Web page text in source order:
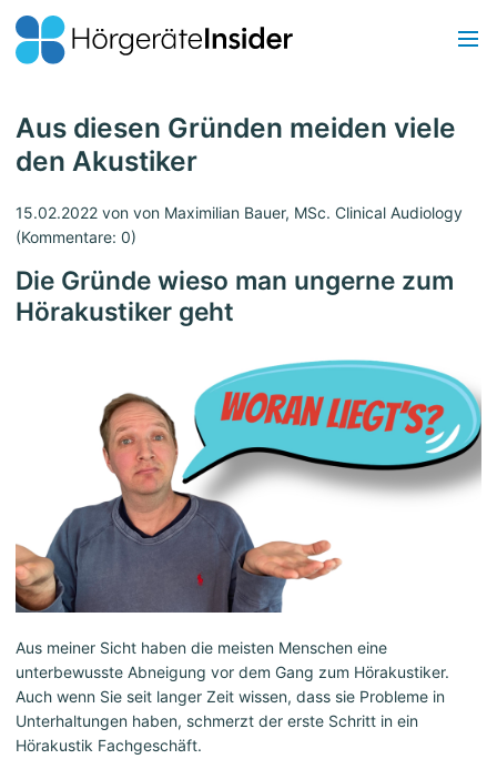
Aus diesen Gründen meiden viele
den Akustiker
15.02.2022 von von Maximilian Bauer, MSc. Clinical Audiology
(Kommentare: 0)
Die Gründe wieso man ungerne zum
Hörakustiker geht
Aus meiner Sicht haben die meisten Menschen eine
unterbewusste Abneigung vor dem Gang zum Hörakustiker.
Auch wenn Sie seit langer Zeit wissen, dass sie Probleme in
Unterhaltungen haben, schmerzt der erste Schritt in ein
Hörakustik Fachgeschäft.